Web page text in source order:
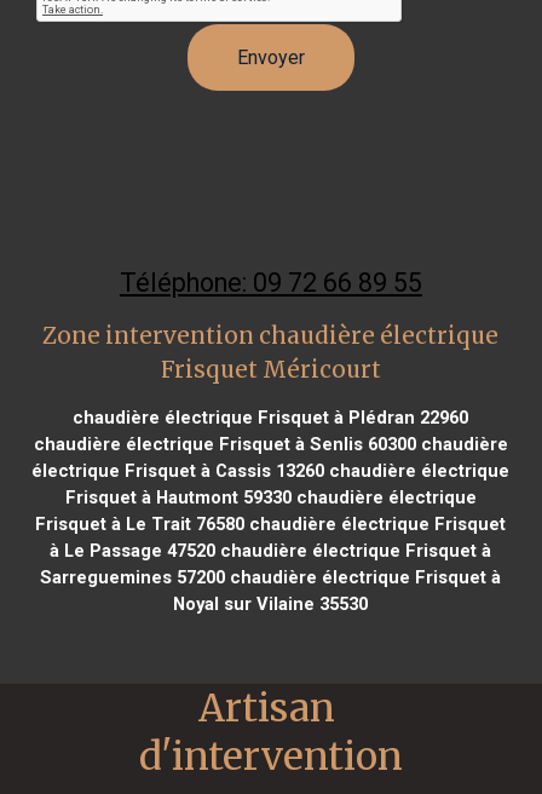
Téléphone: 09 72 66 89 55
Zone intervention chaudière électrique
Frisquet Méricourt
chaudière électrique Frisquet à Plédran 22960
chaudière électrique Frisquet à Senlis 60300chaudière
électrique Frisquet à Cassis 13260 chaudière électrique
Frisquet à Hautmont 59330chaudière électrique
Frisquet à Le Trait 76580 chaudière électrique Frisquet
à Le Passage 47520 chaudière électrique Frisquet à
Sarreguemines 57200 chaudière électrique Frisquet à
Noyal sur Vilaine 35530
Artisan
d'intervention